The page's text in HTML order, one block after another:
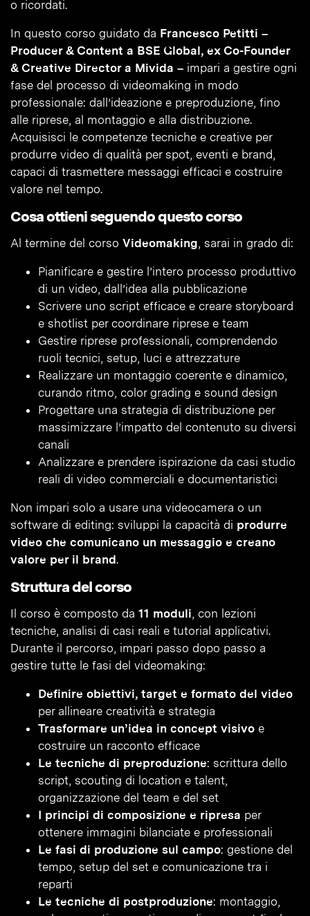
o ricordati.
In questo corso guidato da Francesco Petitti –
Producer & Content a BSE Global, ex Co-Founder
& Creative Director a Mivida – impari a gestire ogni
fase del processo di videomaking in modo
professionale: dall’ideazione e preproduzione, fino
alle riprese, al montaggio e alla distribuzione.
Acquisisci le competenze tecniche e creative per
produrre video di qualità per spot, eventi e brand,
capaci di trasmettere messaggi efficaci e costruire
valore nel tempo.
Cosa ottieni seguendo questo corso
Al termine del corso Videomaking, sarai in grado di:
Pianificare e gestire l’intero processo produttivo
di un video, dall’idea alla pubblicazione
Scrivere uno script efficace e creare storyboard
e shotlist per coordinare riprese e team
Gestire riprese professionali, comprendendo
ruoli tecnici, setup, luci e attrezzature
Realizzare un montaggio coerente e dinamico,
curando ritmo, color grading e sound design
Progettare una strategia di distribuzione per
massimizzare l’impatto del contenuto su diversi
canali
Analizzare e prendere ispirazione da casi studio
reali di video commerciali e documentaristici
Non impari solo a usare una videocamera o un
software di editing: sviluppi la capacità di produrre
video che comunicano un messaggio e creano
valore per il brand.
Struttura del corso
Il corso è composto da 11 moduli, con lezioni
tecniche, analisi di casi reali e tutorial applicativi.
Durante il percorso, impari passo dopo passo a
gestire tutte le fasi del videomaking:
Definire obiettivi, target e formato del video
per allineare creatività e strategia
Trasformare un’idea in concept visivo e
costruire un racconto efficace
Le tecniche di preproduzione: scrittura dello
script, scouting di location e talent,
organizzazione del team e del set
I principi di composizione e ripresa per
ottenere immagini bilanciate e professionali
Le fasi di produzione sul campo: gestione del
tempo, setup del set e comunicazione tra i
reparti
Le tecniche di postproduzione: montaggio,